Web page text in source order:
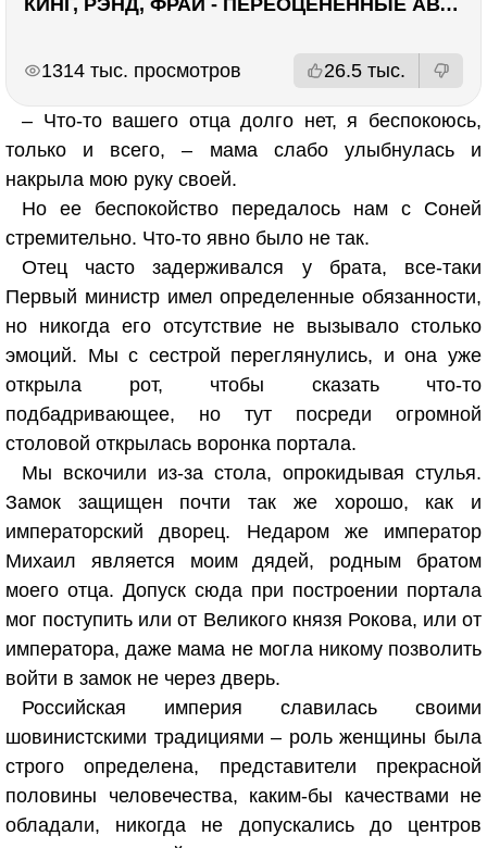
КИНГ, РЭНД, ФРАЙ - ПЕРЕОЦЕНЕННЫЕ АВТОРЫ? ¯\_(ツ)_/¯
1314 тыс. просмотров 26.5 тыс.
– Что-то вашего отца долго нет, я беспокоюсь,
только и всего, – мама слабо улыбнулась и
накрыла мою руку своей.
Но ее беспокойство передалось нам с Соней
стремительно. Что-то явно было не так.
Отец часто задерживался у брата, все-таки
Первый министр имел определенные обязанности,
но никогда его отсутствие не вызывало столько
эмоций. Мы с сестрой переглянулись, и она уже
открыла рот, чтобы сказать что-то
подбадривающее, но тут посреди огромной
столовой открылась воронка портала.
Мы вскочили из-за стола, опрокидывая стулья.
Замок защищен почти так же хорошо, как и
императорский дворец. Недаром же император
Михаил является моим дядей, родным братом
моего отца. Допуск сюда при построении портала
мог поступить или от Великого князя Рокова, или от
императора, даже мама не могла никому позволить
войти в замок не через дверь.
Российская империя славилась своими
шовинистскими традициями – роль женщины была
строго определена, представители прекрасной
половины человечества, каким-бы качествами не
обладали, никогда не допускались до центров